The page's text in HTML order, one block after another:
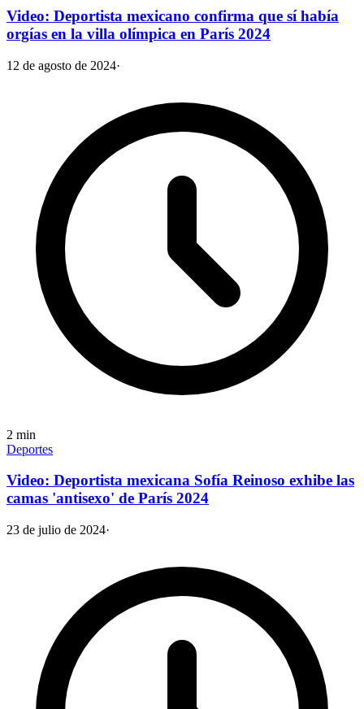
Video: Deportista mexicano confirma que sí había
orgías en la villa olímpica en París 2024
12 de agosto de 2024·
2 min
Deportes
Video: Deportista mexicana Sofía Reinoso exhibe las
camas 'antisexo' de París 2024
23 de julio de 2024·